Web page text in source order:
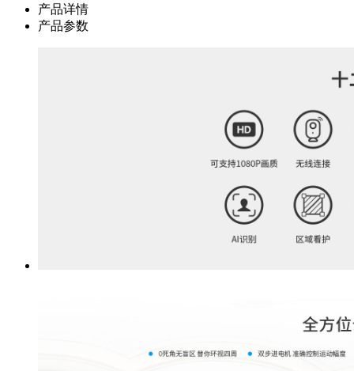
产品详情
产品参数